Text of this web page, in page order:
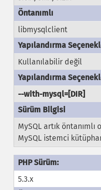
libmysqlclient
Kullanılabilir değil
--with-mysql=[DIR]
MySQL artık
MySQL istemci
5.3.x